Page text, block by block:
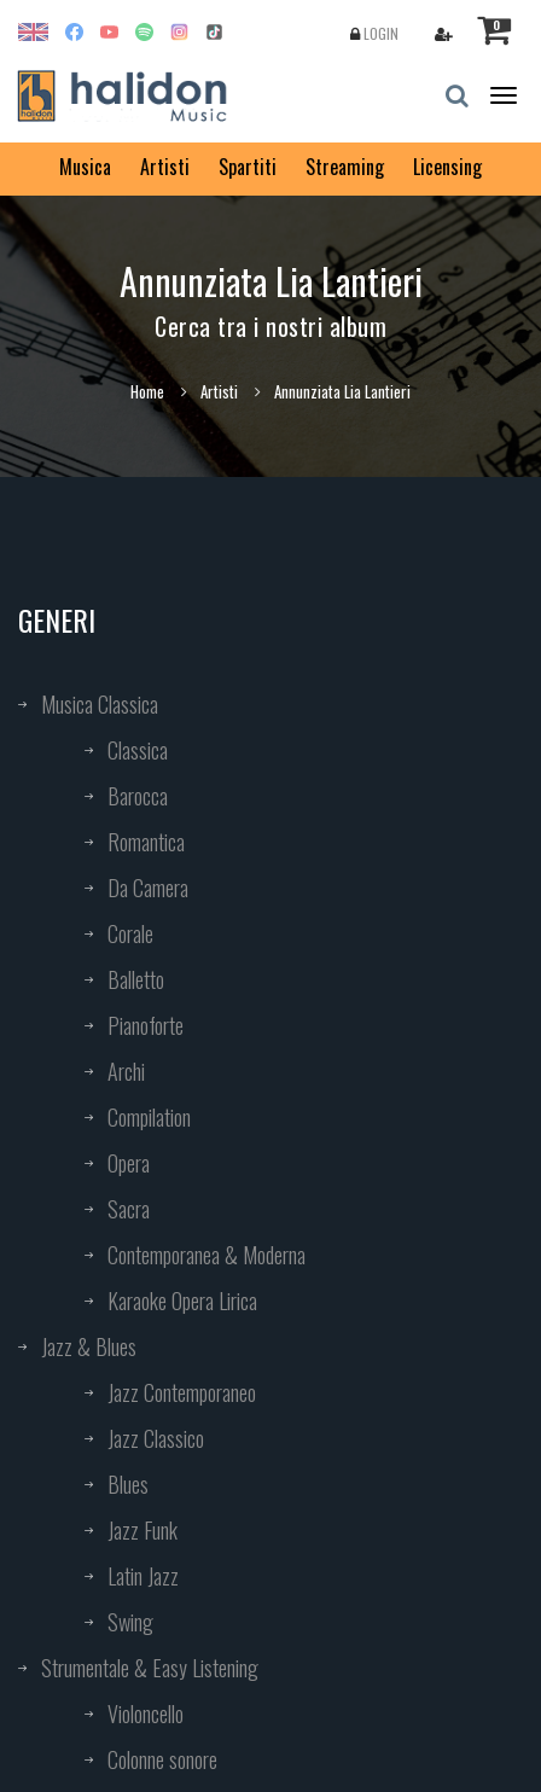
0
LOGIN
Musica Artisti Spartiti Streaming Licensing
Annunziata Lia Lantieri
Cerca tra i nostri album
Home Artisti Annunziata Lia Lantieri
GENERI
Musica Classica
Classica
Barocca
Romantica
Da Camera
Corale
Balletto
Pianoforte
Archi
Compilation
Opera
Sacra
Contemporanea & Moderna
Karaoke Opera Lirica
Jazz & Blues
Jazz Contemporaneo
Jazz Classico
Blues
Jazz Funk
Latin Jazz
Swing
Strumentale & Easy Listening
Violoncello
Colonne sonore